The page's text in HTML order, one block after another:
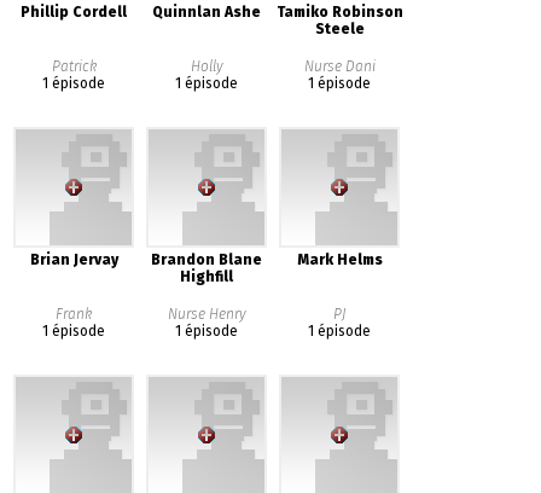
Phillip Cordell
Patrick
1 épisode
Quinnlan Ashe
Holly
1 épisode
Tamiko Robinson
Steele
Nurse Dani
1 épisode
Brian Jervay
Frank
1 épisode
Brandon Blane
Highfill
Nurse Henry
1 épisode
Mark Helms
PJ
1 épisode